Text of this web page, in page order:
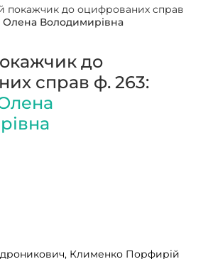
покажчик до оцифрованих справ
Олена Володимирівна
до
справ ф. 263:
Клименко Порфирій